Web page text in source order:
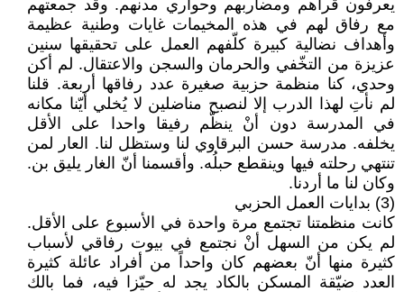
يعرفون قراهم ومضاربهم وحواري مدنهم. وقد جمعتهم
مع رفاق لهم في هذه المخيمات غايات وطنية عظيمة
وأهداف نضالية كبيرة كلّفهم العمل على تحقيقها سنين
عزيزة من التخّفي والحرمان والسجن والاعتقال. لم أكن
وحدي، كنا منظمة حزبية صغيرة عدد رفاقها أربعة. قلنا
لم نأتِ لهذا الدرب إلا لنصبح مناضلين لا يُخلي أيّنا مكانه
في المدرسة دون أنْ ينظّم رفيقا واحدا على الأقل
يخلفه. مدرسة حسن البرقاوي لنا وستظل لنا. العار لمن
تنتهي رحلته فيها وينقطع حبلُه. وأقسمنا أنّ الغار يليق بن.
وكان لنا ما أردنا.
(3) بدايات العمل الحزبي
كانت منظمتنا تجتمع مرة واحدة في الأسبوع على الأقل.
لم يكن من السهل أنْ نجتمع في بيوت رفاقي لأسباب
كثيرة منها أنّ بعضهم كان واحداً من أفراد عائلة كثيرة
العدد ضيّقة المسكن بالكاد يجد له حيّزا فيه، فما بالك